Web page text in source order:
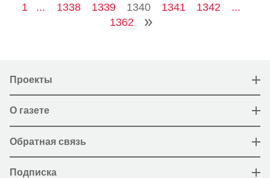
1 ... 1338 1339 1340 1341 1342
...
1362
Проекты
О газете
Обратная связь
Подписка